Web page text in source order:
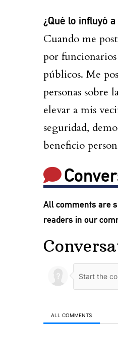
¿Qué lo influyó
Cuando me
por
públicos. Me
personas sobre
elevar a mis
seguridad,
beneficio
All comments are
readers in our
ALL COMMENTS